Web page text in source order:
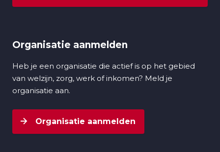
Organisatie aanmelden
Heb je een organisatie die actief is op het gebied
van welzijn, zorg, werk of inkomen? Meld je
organisatie aan.
Organisatie aanmelden